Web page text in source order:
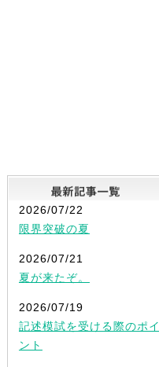
2026/07/22
限界突破の夏
2026/07/21
夏が来たぞ。
2026/07/19
記述模試を受ける際のポイ
ント